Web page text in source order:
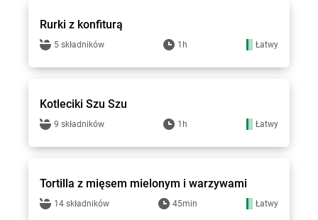
Rurki z konfiturą
5 składników 1h Łatwy
Smakowite Dania
Kotleciki Szu Szu
9 składników 1h Łatwy
Smakowite Dania
Tortilla z mięsem mielonym i warzywami
14 składników 45min Łatwy